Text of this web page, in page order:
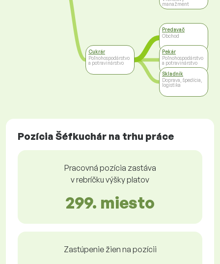
Cukrár
Poľnohospodárstvo
a potravinárstvo
manažment
Predavač
Obchod
Pekár
Poľnohospodárstvo
a potravinárstvo
Skladník
Doprava, špedícia,
logistika
Pozícia Šéfkuchár na trhu práce
Pracovná pozícia zastáva
v rebríčku výšky platov
299. miesto
Zastúpenie žien na pozícii